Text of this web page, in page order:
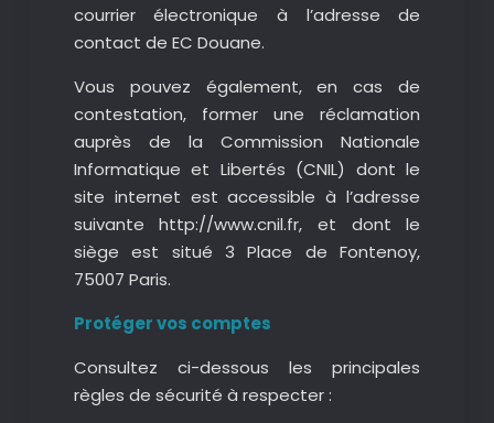
courrier électronique à l’adresse de
contact de EC Douane.
Vous pouvez également, en cas de
contestation, former une réclamation
auprès de la Commission Nationale
Informatique et Libertés (CNIL) dont le
site internet est accessible à l’adresse
suivante http://www.cnil.fr, et dont le
siège est situé 3 Place de Fontenoy,
75007 Paris.
Protéger vos comptes
Consultez ci-dessous les principales
règles de sécurité à respecter :